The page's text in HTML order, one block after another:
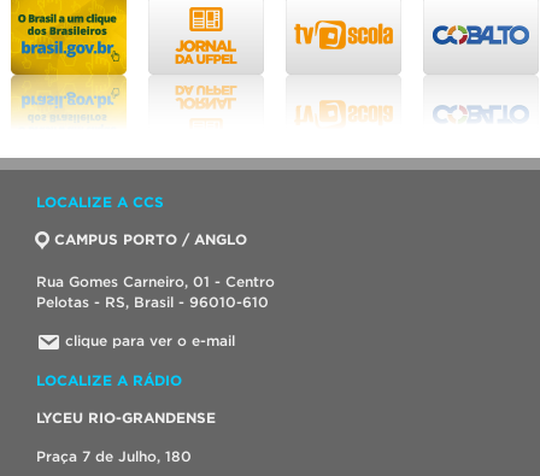
LOCALIZE A CCS
CAMPUS PORTO / ANGLO
Rua Gomes Carneiro, 01 - Centro
Pelotas - RS, Brasil - 96010-610
clique para ver o e-mail
LOCALIZE A RÁDIO
LYCEU RIO-GRANDENSE
Praça 7 de Julho, 180